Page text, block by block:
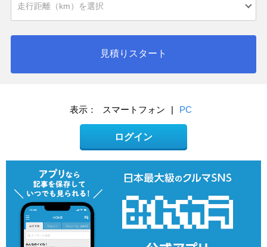
見積りスタート
表示： スマートフォン | PC
ログイン